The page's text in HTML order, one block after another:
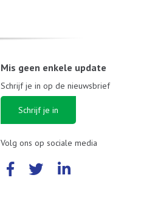
Mis geen enkele update
Schrijf je in op de nieuwsbrief
Schrijf je in
Volg ons op sociale media